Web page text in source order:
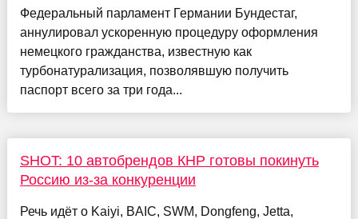
Федеральный парламент Германии Бундестаг,
аннулировал ускоренную процедуру оформления
немецкого гражданства, известную как
турбонатурализация, позволявшую получить
паспорт всего за три года...
SHOT: 10 автобрендов КНР готовы покинуть
Россию из-за конкуренции
Речь идёт о Kaiyi, BAIC, SWM, Dongfeng, Jetta,